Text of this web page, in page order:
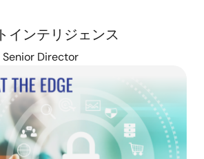
インテリジェンス
Senior Director